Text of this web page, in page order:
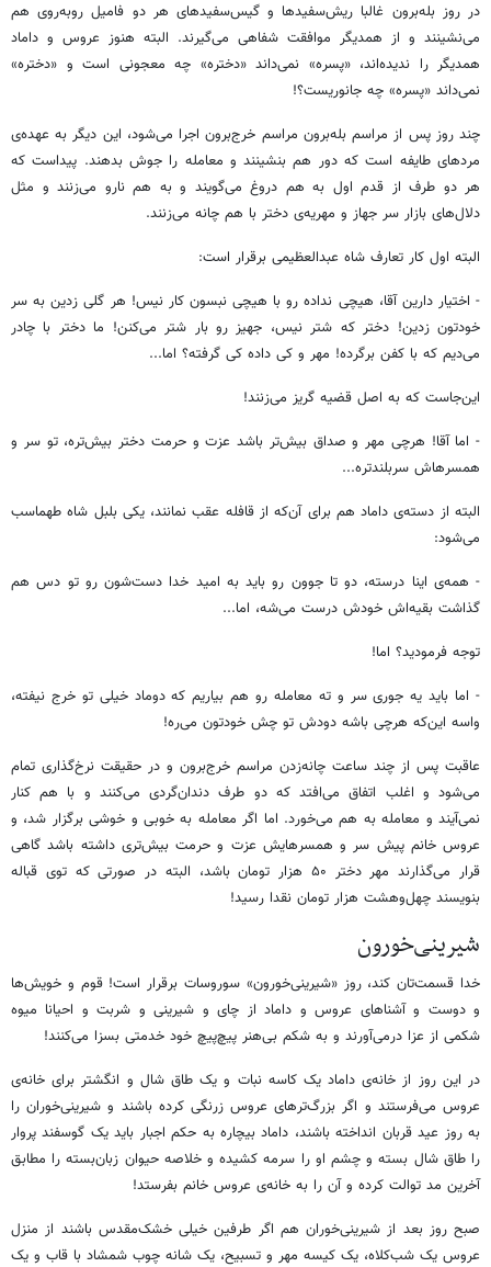
در روز بله‌برون غالبا ریش‌سفیدها و گیس‌سفیدهای هر دو فامیل روبه‌روی هم
می‌نشینند و از همدیگر موافقت شفاهی می‌گیرند. البته هنوز عروس و داماد
همدیگر را ندیده‌اند، «پسره» نمی‌داند «دختره» چه معجونی است و «دختره»
نمی‌داند «پسره» چه جانوریست؟!
چند روز پس از مراسم بله‌برون مراسم خرج‌برون اجرا می‌شود، این دیگر به عهده‌ی
مردهای طایفه است که دور هم بنشینند و معامله را جوش بدهند. پیداست که
هر دو طرف از قدم اول به هم دروغ می‌گویند و به هم نارو می‌زنند و مثل
دلال‌های بازار سر جهاز و مهریه‌ی دختر با هم چانه می‌زنند.
البته اول کار تعارف شاه عبدالعظیمی برقرار است:
- اختیار دارین آقا، هیچی نداده رو با هیچی نبسون کار نیس! هر گلی زدین به سر
خودتون زدین! دختر که شتر نیس، جهیز رو بار شتر می‌کنن! ما دختر با چادر
می‌دیم که با کفن برگرده! مهر و کی داده کی گرفته؟ اما...
این‌جاست که به اصل قضیه گریز می‌زنند!
- اما آقا! هرچی مهر و صداق بیش‌تر باشد عزت و حرمت دختر بیش‌تره، تو سر و
همسرهاش سربلندتره...
البته از دسته‌ی داماد هم برای آن‌که از قافله عقب نمانند، یکی بلبل شاه طهماسب
می‌شود:
- همه‌ی اینا درسته، دو تا جوون رو باید به امید خدا دست‌شون رو تو دس هم
گذاشت بقیه‌اش خودش درست می‌شه، اما...
توجه فرمودید؟ اما!
- اما باید یه جوری سر و ته معامله رو هم بیاریم که دوماد خیلی تو خرج نیفته،
واسه این‌که هرچی باشه دودش تو چش خودتون می‌ره!
عاقبت پس از چند ساعت چانه‌زدن مراسم خرج‌برون و در حقیقت نرخ‌گذاری تمام
می‌شود و اغلب اتفاق می‌افتد که دو طرف دندان‌گردی می‌کنند و با هم کنار
نمی‌آیند و معامله به هم می‌خورد. اما اگر معامله‌ به خوبی و خوشی برگزار شد، و
عروس خانم پیش سر و همسرهایش عزت و حرمت بیش‌تری داشته باشد گاهی
قرار می‌گذارند مهر دختر ۵۰ هزار تومان باشد، البته در صورتی که توی قباله
بنویسند چهل‌وهشت هزار تومان نقدا رسید!
شیرینی‌خورون
خدا قسمت‌تان کند، روز «شیرینی‌خورون» سوروسات برقرار است! قوم و خویش‌ها
و دوست و آشناهای عروس و داماد از چای و شیرینی و شربت و احیانا میوه‌
شکمی از عزا درمی‌آورند و به شکم بی‌هنر پیچ‌پیچ خود خدمتی بسزا می‌کنند!
در این روز از خانه‌ی داماد یک کاسه نبات و یک طاق شال و انگشتر برای خانه‌ی
عروس می‌فرستند و اگر بزرگ‌ترهای عروس زرنگی کرده باشند و شیرینی‌خوران را
به روز عید قربان انداخته باشند، داماد بیچاره به حکم اجبار باید یک گوسفند پروار
را طاق شال بسته و چشم او را سرمه کشیده و خلاصه حیوان زبان‌بسته را مطابق
آخرین مد توالت کرده و آن را به خانه‌ی عروس خانم بفرستد!
صبح روز بعد از شیرینی‌خوران هم اگر طرفین خیلی خشک‌مقدس باشند از منزل
عروس یک شب‌کلاه، یک کیسه مهر و تسبیح، یک شانه چوب شمشاد با قاب و یک